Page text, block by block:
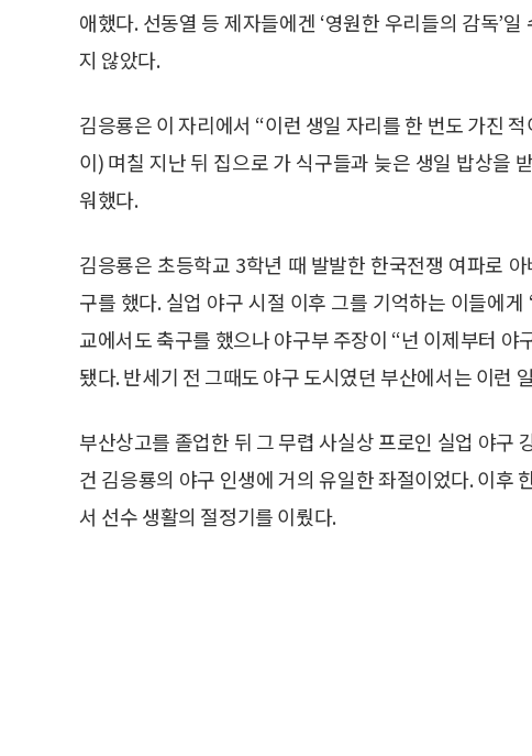
애했다. 선동열 등 제자들에겐 ‘영원한 우리들의 감독’
지 않았다.
김응룡은 이 자리에서 “이런 생일 자리를 한 번도 가진
이) 며칠 지난 뒤 집으로 가 식구들과 늦은 생일 밥상을
워했다.
김응룡은 초등학교 3학년 때 발발한 한국전쟁 여파로
구를 했다. 실업 야구 시절 이후 그를 기억하는 이들에
교에서도 축구를 했으나 야구부 주장이 “넌 이제부터
됐다. 반세기 전 그때도 야구 도시였던 부산에서는 이런
부산상고를 졸업한 뒤 그 무렵 사실상 프로인 실업 야구
건 김응룡의 야구 인생에 거의 유일한 좌절이었다. 이후
서 선수 생활의 절정기를 이뤘다.